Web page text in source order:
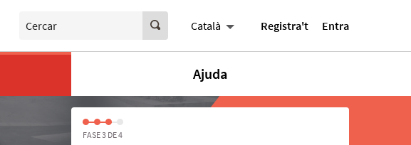
Cercar Català Registra't Entra
Ajuda
FASE 3 DE 4